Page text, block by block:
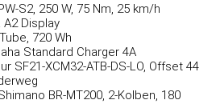
S2, 250 W, 75 Nm, 25 km/h
A2 Display
720 Wh
Standard Charger 4A
SF21-XCM32-ATB-DS-LO, Offset 44
BR-MT200, 2-Kolben, 180